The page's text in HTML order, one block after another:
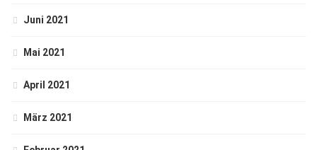
Juni 2021
Mai 2021
April 2021
März 2021